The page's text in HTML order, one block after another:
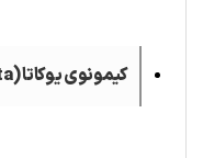
کیمونوی یوکاتا (